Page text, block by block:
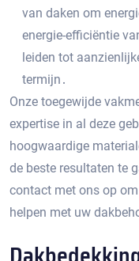
van daken om
energie-efficiëntie
leiden tot
termijn․
Onze toegewijde
expertise in al deze
hoogwaardige
de beste resultaten te
contact met ons op
helpen met uw